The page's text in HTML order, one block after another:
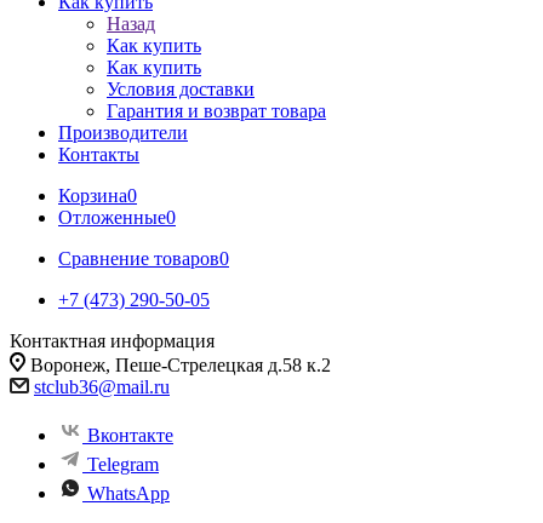
Назад
Как купить
Как купить
Условия доставки
Гарантия и возврат товара
Производители
Контакты
Корзина0
Отложенные0
Сравнение товаров0
+7 (473) 290-50-05
Контактная информация
Воронеж, Пеше-Стрелецкая д.58 к.2
stclub36@mail.ru
Вконтакте
Telegram
WhatsApp